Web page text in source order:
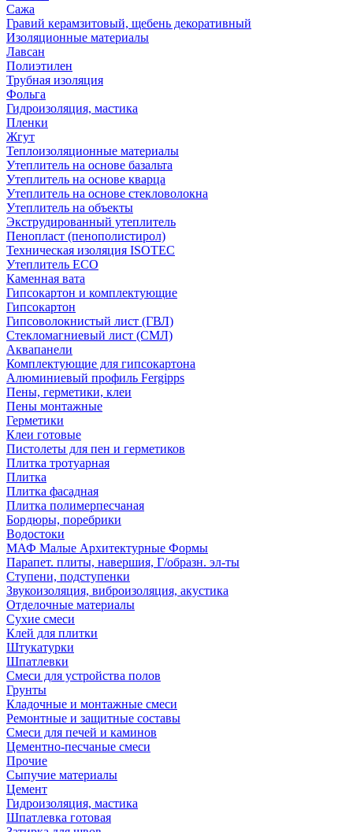
Сажа
Гравий керамзитовый, щебень декоративный
Изоляционные материалы
Лавсан
Полиэтилен
Трубная изоляция
Фольга
Гидроизоляция, мастика
Пленки
Жгут
Теплоизоляционные материалы
Утеплитель на основе базальта
Утеплитель на основе кварца
Утеплитель на основе стекловолокна
Утеплитель на объекты
Экструдированный утеплитель
Пенопласт (пенополистирол)
Техническая изоляция ISOTEC
Утеплитель ECO
Каменная вата
Гипсокартон и комплектующие
Гипсокартон
Гипсоволокнистый лист (ГВЛ)
Стекломагниевый лист (СМЛ)
Аквапанели
Комплектующие для гипсокартона
Алюминиевый профиль Fergipps
Пены, герметики, клеи
Пены монтажные
Герметики
Клеи готовые
Пистолеты для пен и герметиков
Плитка тротуарная
Плитка
Плитка фасадная
Плитка полимерпесчаная
Бордюры, поребрики
Водостоки
МАФ Малые Архитектурные Формы
Парапет. плиты, навершия, Г/образн. эл-ты
Ступени, подступенки
Звукоизоляция, виброизоляция, акустика
Отделочные материалы
Сухие смеси
Клей для плитки
Штукатурки
Шпатлевки
Смеси для устройства полов
Грунты
Кладочные и монтажные смеси
Ремонтные и защитные составы
Смеси для печей и каминов
Цементно-песчаные смеси
Прочие
Сыпучие материалы
Цемент
Гидроизоляция, мастика
Шпатлевка готовая